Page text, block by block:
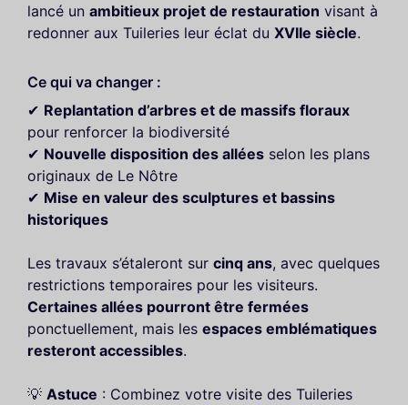
lancé un ambitieux projet de restauration visant à
redonner aux Tuileries leur éclat du XVIIe siècle.
Ce qui va changer :
✔ Replantation d’arbres et de massifs floraux
pour renforcer la biodiversité
✔ Nouvelle disposition des allées selon les plans
originaux de Le Nôtre
✔ Mise en valeur des sculptures et bassins
historiques
Les travaux s’étaleront sur cinq ans, avec quelques
restrictions temporaires pour les visiteurs.
Certaines allées pourront être fermées
ponctuellement, mais les espaces emblématiques
resteront accessibles.
💡 Astuce : Combinez votre visite des Tuileries